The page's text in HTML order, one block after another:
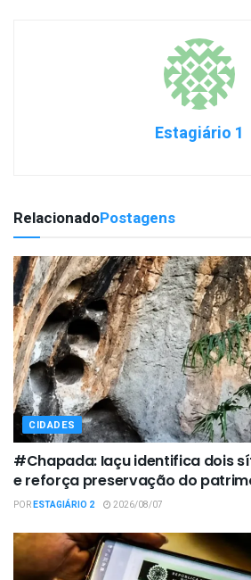
Estagiário 1
RelacionadoPostagens
CIDADES
#Chapada: Iaçu identifica dois
e reforça preservação do
PORESTAGIÁRIO 2 2026/08/07